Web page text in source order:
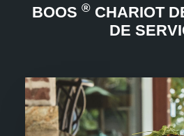
BOOS ®CHARIOT
DE